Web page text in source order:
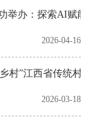
举办：探索AI赋能
2026-04-16
村”江西省传统村落
2026-03-18